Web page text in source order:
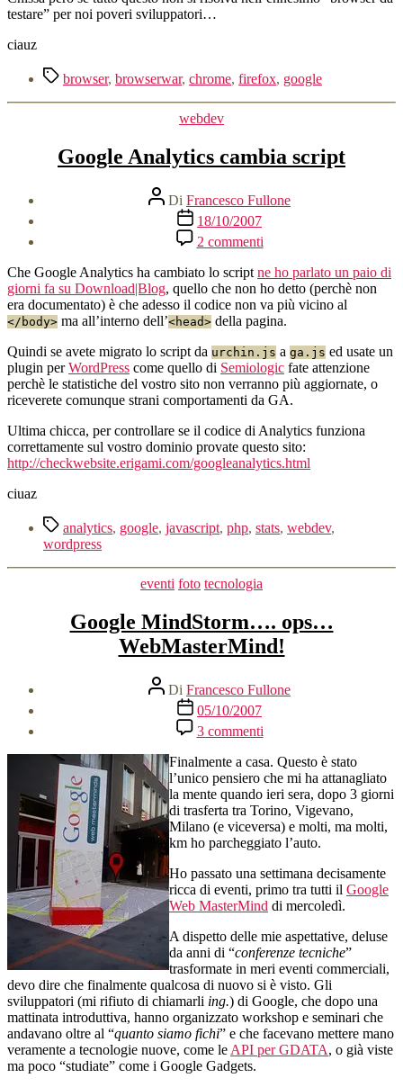
testare” per noi poveri sviluppatori…
ciauz
Tagbrowser, browserwar, chrome, firefox, google
Categorie
webdev
Google Analytics cambia script
Autore
articolo
Di Francesco Fullone
Data
dell'articolo
18/10/2007
2 commentisu
Google
Analytics
cambia
script
Che Google Analytics ha cambiato lo script ne ho parlato un paio di
giorni fa su Download|Blog, quello che non ho detto (perchè non
era documentato) è che adesso il codice non va più vicino al
</body> ma all’interno dell’<head> della pagina.
Quindi se avete migrato lo script da urchin.js a ga.js ed usate un
plugin perWordPress come quello di Semiologic fate attenzione
perchè le statistiche del vostro sito non verranno più aggiornate, o
riceverete comunque strani comportamenti da GA.
Ultima chicca, per controllare se il codice di Analytics funziona
correttamente sul vostro dominio provate questo sito:
http://checkwebsite.erigami.com/googleanalytics.html
ciuaz
Tag analytics, google, javascript, php, stats, webdev,
wordpress
Categorie
eventi foto tecnologia
Google MindStorm…. ops…
WebMasterMind!
Autore
articolo
Di Francesco Fullone
Data
dell'articolo
05/10/2007
3 commentisu
Google
MindStorm….
ops…
WebMasterMind!
Finalmente a casa. Questo è stato
l’unico pensiero che mi ha attanagliato
la mente quando ieri sera, dopo 3 giorni
di trasferta tra Torino, Vigevano,
Milano (e viceversa) e molti, ma molti,
km ho parcheggiato l’auto.
Ho passato una settimana decisamente
ricca di eventi, primo tra tutti il Google
Web MasterMind di mercoledì.
A dispetto delle mie aspettative, deluse
da anni di “conferenze tecniche”
trasformate in meri eventi commerciali,
devo dire che finalmente qualcosa di nuovo si è visto. Gli
sviluppatori (mi rifiuto di chiamarli ing.) di Google, che dopo una
mattinata introduttiva, hanno organizzato workshop e seminari che
andavano oltre al “quanto siamo fichi” e che facevano mettere mano
veramente a tecnologie nuove, come le API per GDATA, o già viste
ma poco “studiate” come i Google Gadgets.